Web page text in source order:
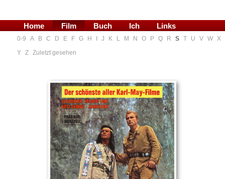
Home Film Buch Ich Links
0-9 A B C D E F G H J K L M N O P Q R S T U V W X
Y Z Zuletzt gesehen